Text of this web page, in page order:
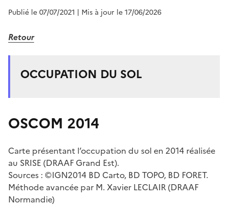
Publié le 07/07/2021 | Mis à jour le 17/06/2026
Retour
OCCUPATION DU SOL
OSCOM 2014
Carte présentant l’occupation du sol en 2014 réalisée
au SRISE (DRAAF Grand Est).
Sources : ©IGN2014 BD Carto, BD TOPO, BD FORET.
Méthode avancée par M. Xavier LECLAIR (DRAAF
Normandie)